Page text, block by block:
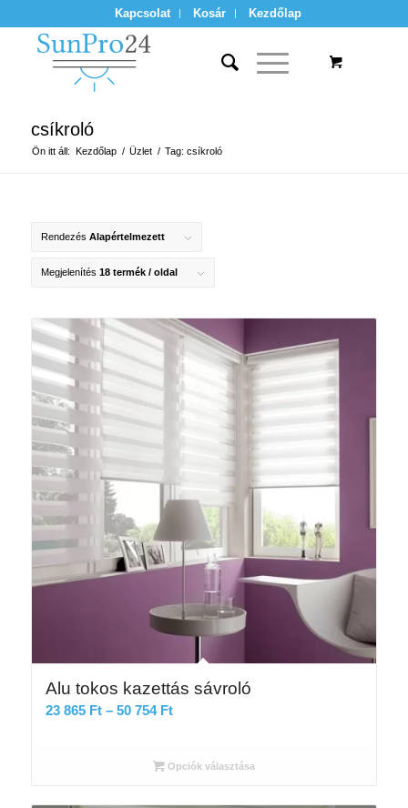
Kapcsolat Kosár Kezdőlap
csíkroló
Ön itt áll: Kezdőlap / Üzlet / Tag: csíkroló
Rendezés Alapértelmezett
Megjelenítés 18 termék / oldal
Alu tokos kazettás sávroló
23 865 Ft – 50 754 FtÁrtartomány:
-
Opciók választása